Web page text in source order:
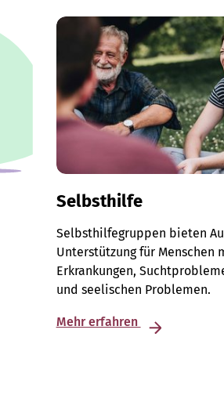
Selbsthilfe
Selbsthilfegruppen bieten
Unterstützung für Menschen
Erkrankungen,
und seelischen Problemen.
Mehr erfahren